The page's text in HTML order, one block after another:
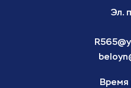
Эл.
Время